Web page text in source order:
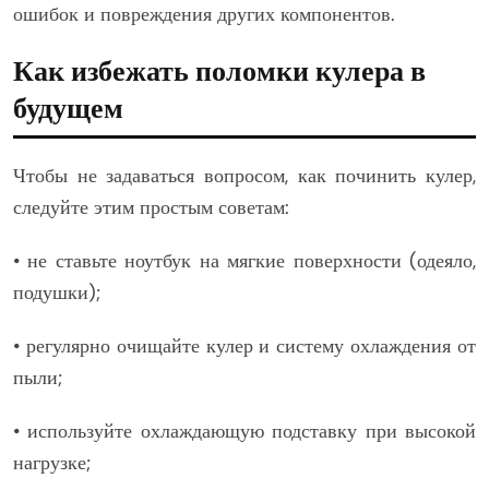
ошибок и повреждения других компонентов.
Как избежать поломки кулера в
будущем
Чтобы не задаваться вопросом, как починить кулер,
следуйте этим простым советам:
• не ставьте ноутбук на мягкие поверхности (одеяло,
подушки);
• регулярно очищайте кулер и систему охлаждения от
пыли;
• используйте охлаждающую подставку при высокой
нагрузке;